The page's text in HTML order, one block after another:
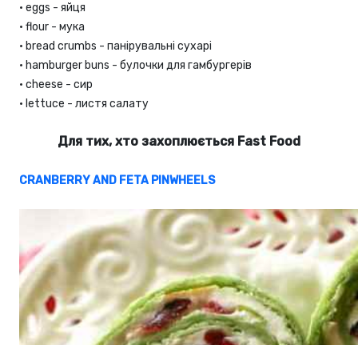
• eggs - яйця
• flour - мука
• bread crumbs - панірувальні сухарі
• hamburger buns - булочки для гамбургерів
• cheese - сир
• lettuce - листя салату
Для тих, хто захоплюється Fast Food
CRANBERRY AND FETA PINWHEELS